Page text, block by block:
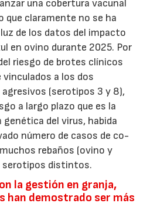
una cobertura vacunal
que claramente no se ha
de los datos del impacto
en ovino durante 2025. Por
riesgo de brotes clínicos
a los dos
(serotipos 3 y 8),
a largo plazo que es la
del virus, habida
número de casos de co-
rebaños (ovino y
serotipos distintos.
la gestión en granja,
han demostrado ser más